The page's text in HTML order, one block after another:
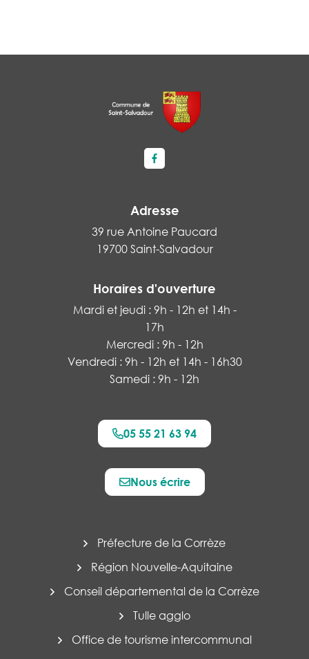
Lien vers le compte Facebook
Adresse
39 rue Antoine Paucard
19700 Saint-Salvadour
Horaires d'ouverture
Mardi et jeudi : 9h - 12h et 14h -
17h
Mercredi : 9h - 12h
Vendredi : 9h - 12h et 14h - 16h30
Samedi : 9h - 12h
05 55 21 63 94
Nous écrire
Préfecture de la Corrèze
Région Nouvelle-Aquitaine
Conseil départemental de la Corrèze
Tulle agglo
Office de tourisme intercommunal